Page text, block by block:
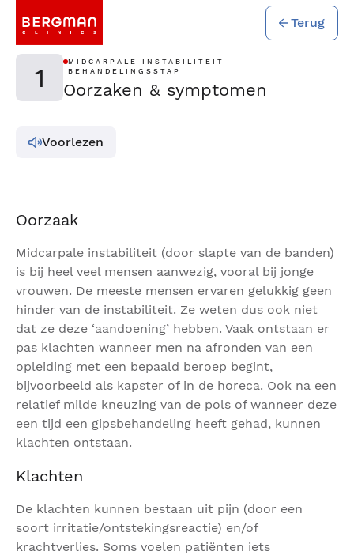
Terug
1
MIDCARPALE INSTABILITEIT
BEHANDELINGSSTAP
Oorzaken & symptomen
Voorlezen
Oorzaak
Midcarpale instabiliteit (door slapte van de banden)
is bij heel veel mensen aanwezig, vooral bij jonge
vrouwen. De meeste mensen ervaren gelukkig geen
hinder van de instabiliteit. Ze weten dus ook niet
dat ze deze ‘aandoening’ hebben. Vaak ontstaan er
pas klachten wanneer men na afronden van een
opleiding met een bepaald beroep begint,
bijvoorbeeld als kapster of in de horeca. Ook na een
relatief milde kneuzing van de pols of wanneer deze
een tijd een gipsbehandeling heeft gehad, kunnen
klachten ontstaan.
Klachten
De klachten kunnen bestaan uit pijn (door een
soort irritatie/ontstekingsreactie) en/of
krachtverlies. Soms voelen patiënten iets